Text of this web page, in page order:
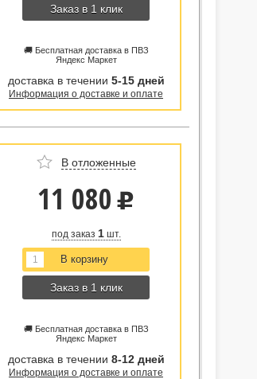
Заказ в 1 клик
🚚 Бесплатная доставка в ПВЗ
Яндекс Маркет
доставка в течении 5-15 дней
Информация о доставке и оплате
В отложенные
11 080 u
под заказ 1шт.
Заказ в 1 клик
🚚 Бесплатная доставка в ПВЗ
Яндекс Маркет
доставка в течении 8-12 дней
Информация о доставке и оплате